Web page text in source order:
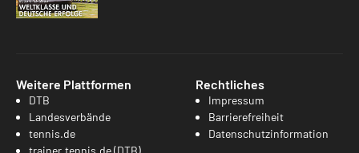
Weitere Plattformen
DTB
Landesverbände
tennis.de
trainer.tennis.de (DTB)
Rechtliches
Impressum
Barrierefreiheit
Datenschutzinformation